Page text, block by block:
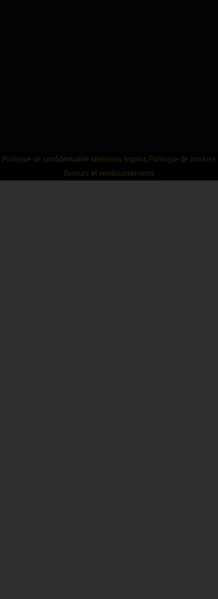
Politique de confidentialité Mentions legales Politique de cookies
Retours et remboursements